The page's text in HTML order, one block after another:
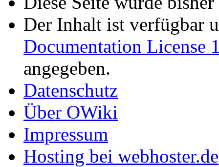
Der Inhalt ist verfügbar
Documentation License
angegeben.
Datenschutz
Über OWiki
Impressum
Hosting bei webhoster.de